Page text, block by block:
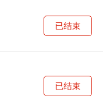
已结束
已结束